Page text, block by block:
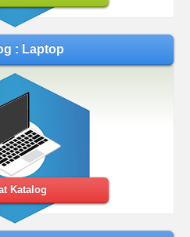
: Laptop
Katalog